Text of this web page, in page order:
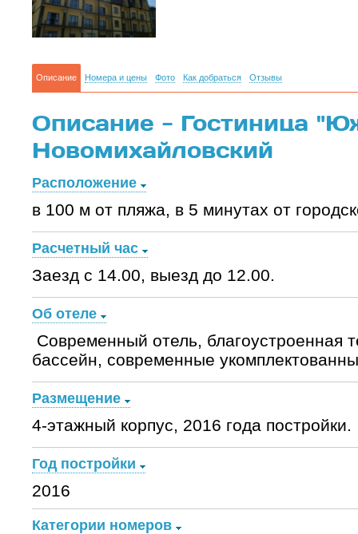
Описание Номера и цены Фото Как добраться Отзывы
Описание - Гостиница
Новомихайловский
Расположение
в 100 м от пляжа, в 5 минутах от
Расчетный час
Заезд с 14.00, выезд до 12.00.
Об отеле
Современный отель, благоустроенная
бассейн, современные
Размещение
4-этажный корпус, 2016 года постройки.
Год постройки
2016
Категории номеров